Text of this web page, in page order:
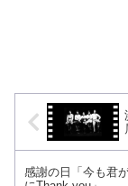
感謝の日「今も君